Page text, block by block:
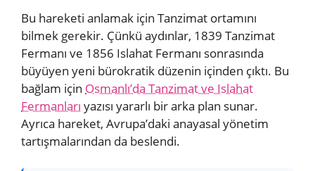
Bu hareketi anlamak için Tanzimat ortamını
bilmek gerekir. Çünkü aydınlar, 1839 Tanzimat
Fermanı ve 1856 Islahat Fermanı sonrasında
büyüyen yeni bürokratik düzenin içinden çıktı. Bu
bağlam için Osmanlı’da Tanzimat ve Islahat
Fermanları yazısı yararlı bir arka plan sunar.
Ayrıca hareket, Avrupa’daki anayasal yönetim
tartışmalarından da beslendi.